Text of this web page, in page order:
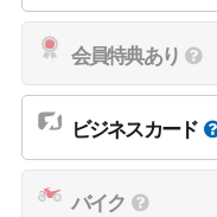
会員特典あり
ビジネスカード
バイク